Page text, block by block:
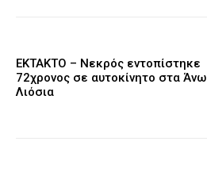
EKTAKTO – Νεκρός εντοπίστηκε
72χρονος σε αυτοκίνητο στα Άνω
Λιόσια